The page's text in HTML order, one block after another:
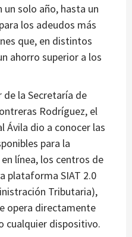
un solo año, hasta un
los adeudos más
que, en distintos
ahorro superior a los
la Secretaría de
Rodríguez, el
Ávila dio a conocer las
para la
línea, los centros de
plataforma SIAT 2.0
Tributaria),
opera directamente
cualquier dispositivo.